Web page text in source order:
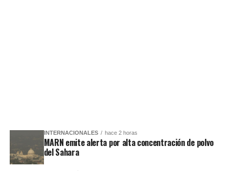
INTERNACIONALES hace 2 horas
MARN emite alerta por alta concentración de polvo
del Sahara